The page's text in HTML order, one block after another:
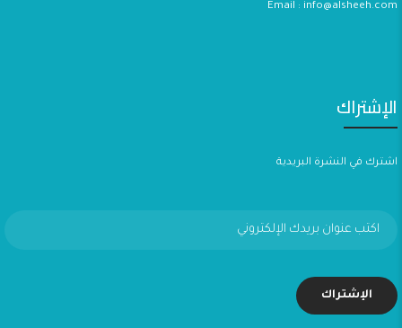
Email : info@alsheeh.com
الإشتراك
اشترك في النشرة البريدية